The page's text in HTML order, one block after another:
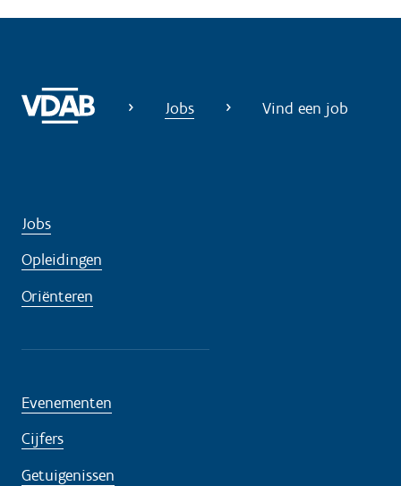
Jobs Vind een job
Jobs
Opleidingen
Oriënteren
Evenementen
Cijfers
Getuigenissen